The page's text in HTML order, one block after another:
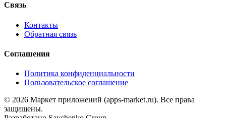
Связь
Контакты
Обратная связь
Соглашения
Политика конфиденциальности
Пользовательское соглашение
© 2026 Маркет приложений (apps-market.ru). Все права
защищены.